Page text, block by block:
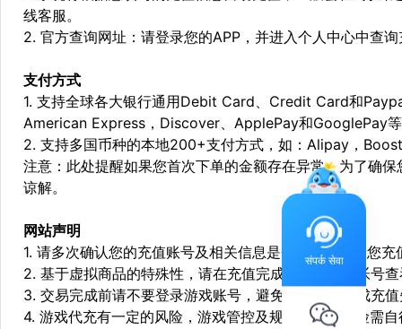
线客服。
2. 官方查询网址：请登录您的APP，并进入个人中心中查
支付方式
1. 支持全球各大银行通用Debit Card、Credit Card和
American Express，Discover、ApplePay和GooglePay
2. 支持多国币种的本地200+支付方式，如：Alipay，
注意：此处提醒如果您首次下单的金额存在异常，为了确
谅解。
网站声明
1. 请多次确认您的充值账号及相关信息是否正确，如因您
2. 基于虚拟商品的特殊性，请在充值完成后登陆您的帐号
3. 交易完成前请不要登录游戏账号，避免由于顶号造成充
4. 游戏代充有一定的风险，游戏管控及规则处罚等风险需
संपर्क सेवा